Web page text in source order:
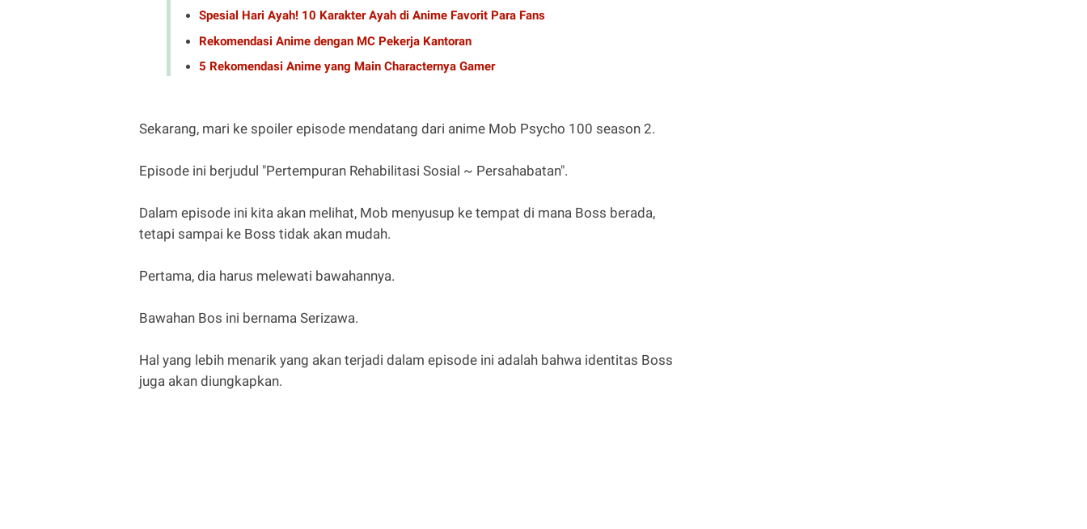
Spesial Hari Ayah! 10 Karakter Ayah di Anime Favorit Para Fans
Rekomendasi Anime dengan MC Pekerja Kantoran
5 Rekomendasi Anime yang Main Characternya Gamer
Sekarang, mari ke spoiler episode mendatang dari anime Mob Psycho 100 season 2.
Episode ini berjudul "Pertempuran Rehabilitasi Sosial ~ Persahabatan".
Dalam episode ini kita akan melihat, Mob menyusup ke tempat di mana Boss berada,
tetapi sampai ke Boss tidak akan mudah.
Pertama, dia harus melewati bawahannya.
Bawahan Bos ini bernama Serizawa.
Hal yang lebih menarik yang akan terjadi dalam episode ini adalah bahwa identitas Boss
juga akan diungkapkan.